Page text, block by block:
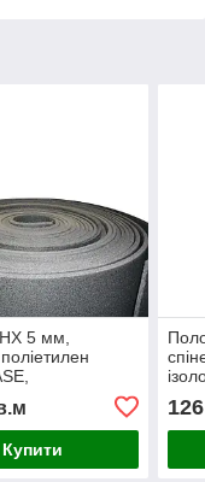
5 мм,
підкладка
щільності 30
1,5м
Купити
30
126